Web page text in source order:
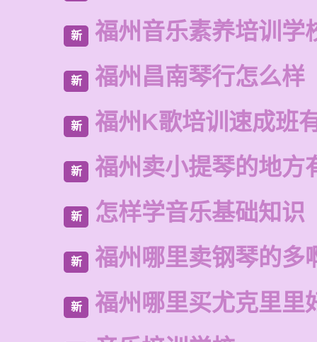
新 福州音乐素养培训学
新 福州昌南琴行怎么样
新 福州K歌培训速成班
新 福州卖小提琴的地方
新 怎样学音乐基础知识
新 福州哪里卖钢琴的多
新 福州哪里买尤克里里